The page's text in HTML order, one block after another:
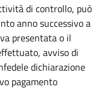
di controllo, può
annosuccessivo a
presentata o il
avviso di
dichiarazione
pagamento